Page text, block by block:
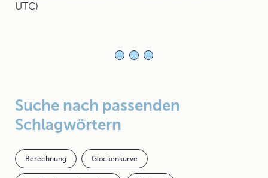
UTC)
Suche nach passenden
Schlagwörtern
Berechnung Glockenkurve